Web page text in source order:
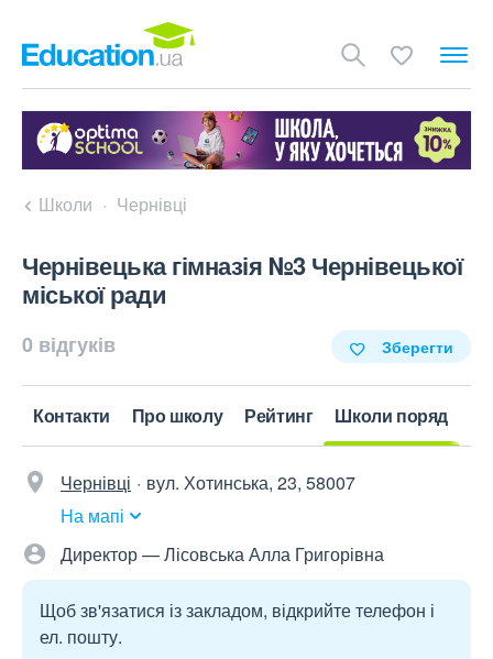
Школи Чернівці
Чернівецька гімназія №3 Чернівецької
міської ради
0 відгуків Зберегти
Контакти Про школу Рейтинг Школи поряд
Чернівці
вул. Хотинська, 23, 58007
На мапі
Директор — Лісовська Алла Григорівна
Щоб зв'язатися із закладом, відкрийте телефон і
ел. пошту.